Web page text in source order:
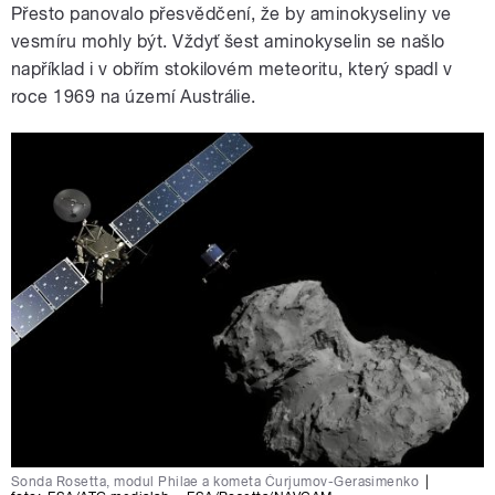
Přesto panovalo přesvědčení, že by aminokyseliny ve
vesmíru mohly být. Vždyť šest aminokyselin se našlo
například i v obřím stokilovém meteoritu, který spadl v
roce 1969 na území Austrálie.
Sonda Rosetta, modul Philae a kometa Čurjumov-Gerasimenko